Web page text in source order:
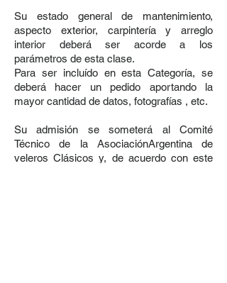
Su estado general de mantenimiento,
aspecto exterior, carpintería y arreglo
interior deberá ser acorde a los
parámetros de esta clase.
Para ser incluído en esta Categoría, se
deberá hacer un pedido aportando la
mayor cantidad de datos, fotografías , etc.
Su admisión se someterá al Comité
Técnico de la AsociaciónArgentina de
veleros Clásicos y, de acuerdo con este